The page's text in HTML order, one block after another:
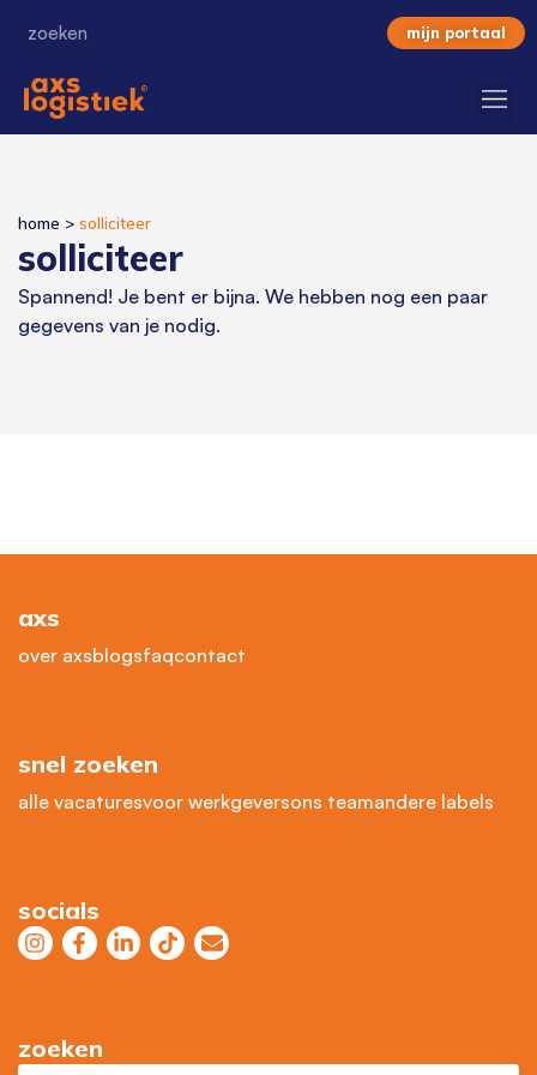
mijn portaal
home > solliciteer
solliciteer
Spannend! Je bent er bijna. We hebben nog een paar
gegevens van je nodig.
axs
over axsblogsfaqcontact
snel zoeken
alle vacaturesvoor werkgeversons teamandere labels
socials
zoeken